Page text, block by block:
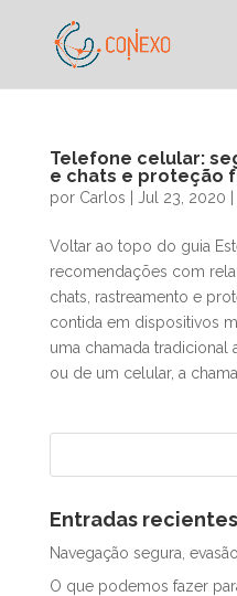
Telefone celular:
e chats e proteção
por Carlos Jul 23, 2020
Voltar ao topo do guia
recomendações com
chats, rastreamento e
contida em dispositivos
uma chamada tradicional
ou de um celular, a
Entradas recientes
Navegação segura,
O que podemos fazer